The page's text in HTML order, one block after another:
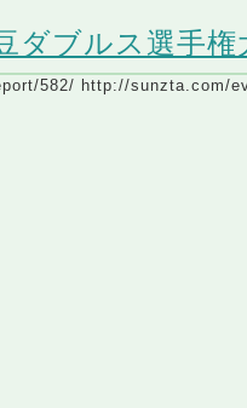
ダブルス選手
582/ http://sunzta.com/